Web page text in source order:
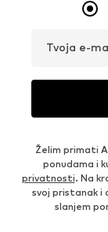
Tvoja e-
Želim primati
ponudama i
privatnosti. Na
svoj pristanak i
slanjem